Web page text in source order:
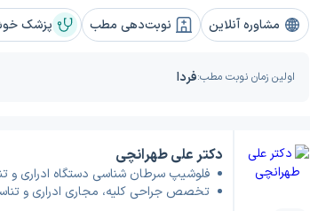
پزشک مشاوره آنلاین نوبت‌دهی مطب
اولین زمان نوبت مطب:فردا
دکتر علی طهرانچی
فلوشیپ سرطان شناسی دستگاه ادراری و
تخصص جراحی کلیه، مجاری ادراری و